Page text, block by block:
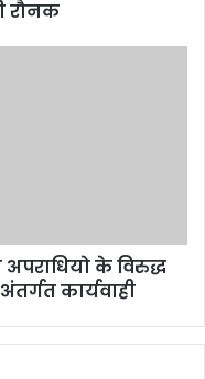
रौनक
के विरुद्ध
कार्यवाही